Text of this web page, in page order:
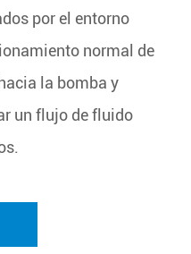
por el entorno
normal de
la bomba y
un flujo de fluido